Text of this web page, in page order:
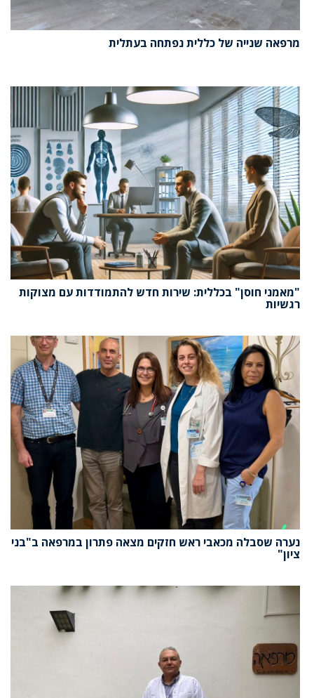
מרפאה שנייה של כללית נפתחה בעתלית
"מאמני חוסן" בכללית: שירות חדש להתמודדות עם מצוקות
רגשיות
נערה שסבלה מכאבי ראש חזקים מצאה פתרון במרפאה ב"בני
ציון"